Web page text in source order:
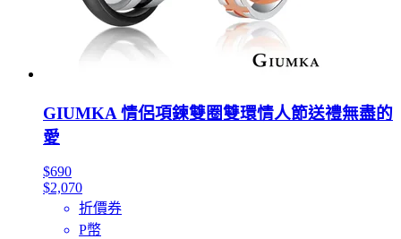
GIUMKA 情侶項鍊雙圈雙環情人節送禮無盡的
愛
$690
$2,070
折價券
P幣